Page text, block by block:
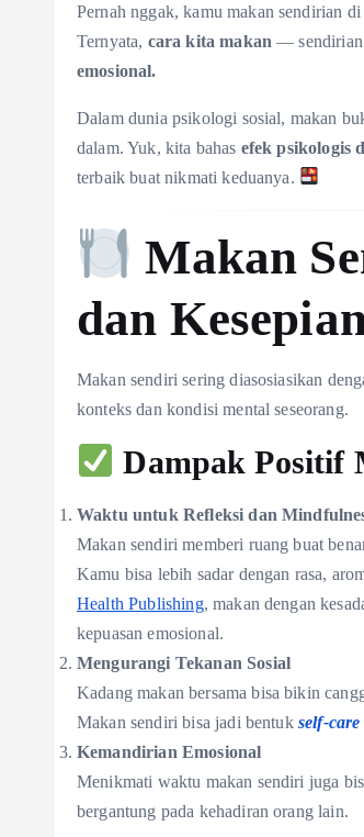
Pernah nggak, kamu makan sendirian
Ternyata, cara kita makan — sendirian
emosional.
Dalam dunia psikologi sosial, makan
dalam. Yuk, kita bahas efek psikologis
terbaik buat nikmati keduanya.
Makan
dan
Makan sendiri sering diasosiasikan
konteks dan kondisi mental seseorang.
Dampak Positif
Waktu untuk Refleksi dan
Makan sendiri memberi ruang buat
Kamu bisa lebih sadar dengan rasa,
Health Publishing, makan dengan
kepuasan emosional.
Mengurangi Tekanan Sosial
Kadang makan bersama bisa bikin
Makan sendiri bisa jadi bentuk self-care
Kemandirian Emosional
Menikmati waktu makan sendiri juga
bergantung pada kehadiran orang lain.